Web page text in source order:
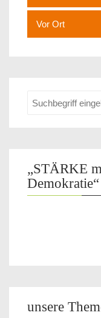
Vor Ort
„STÄRKE
Demokratie“
unsere